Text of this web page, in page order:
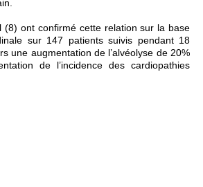
(8) ont confirmé cette relation sur la base
sur 147 patients suivis pendant 18
une augmentation de l’alvéolyse de 20%
de l’incidence des cardiopathies